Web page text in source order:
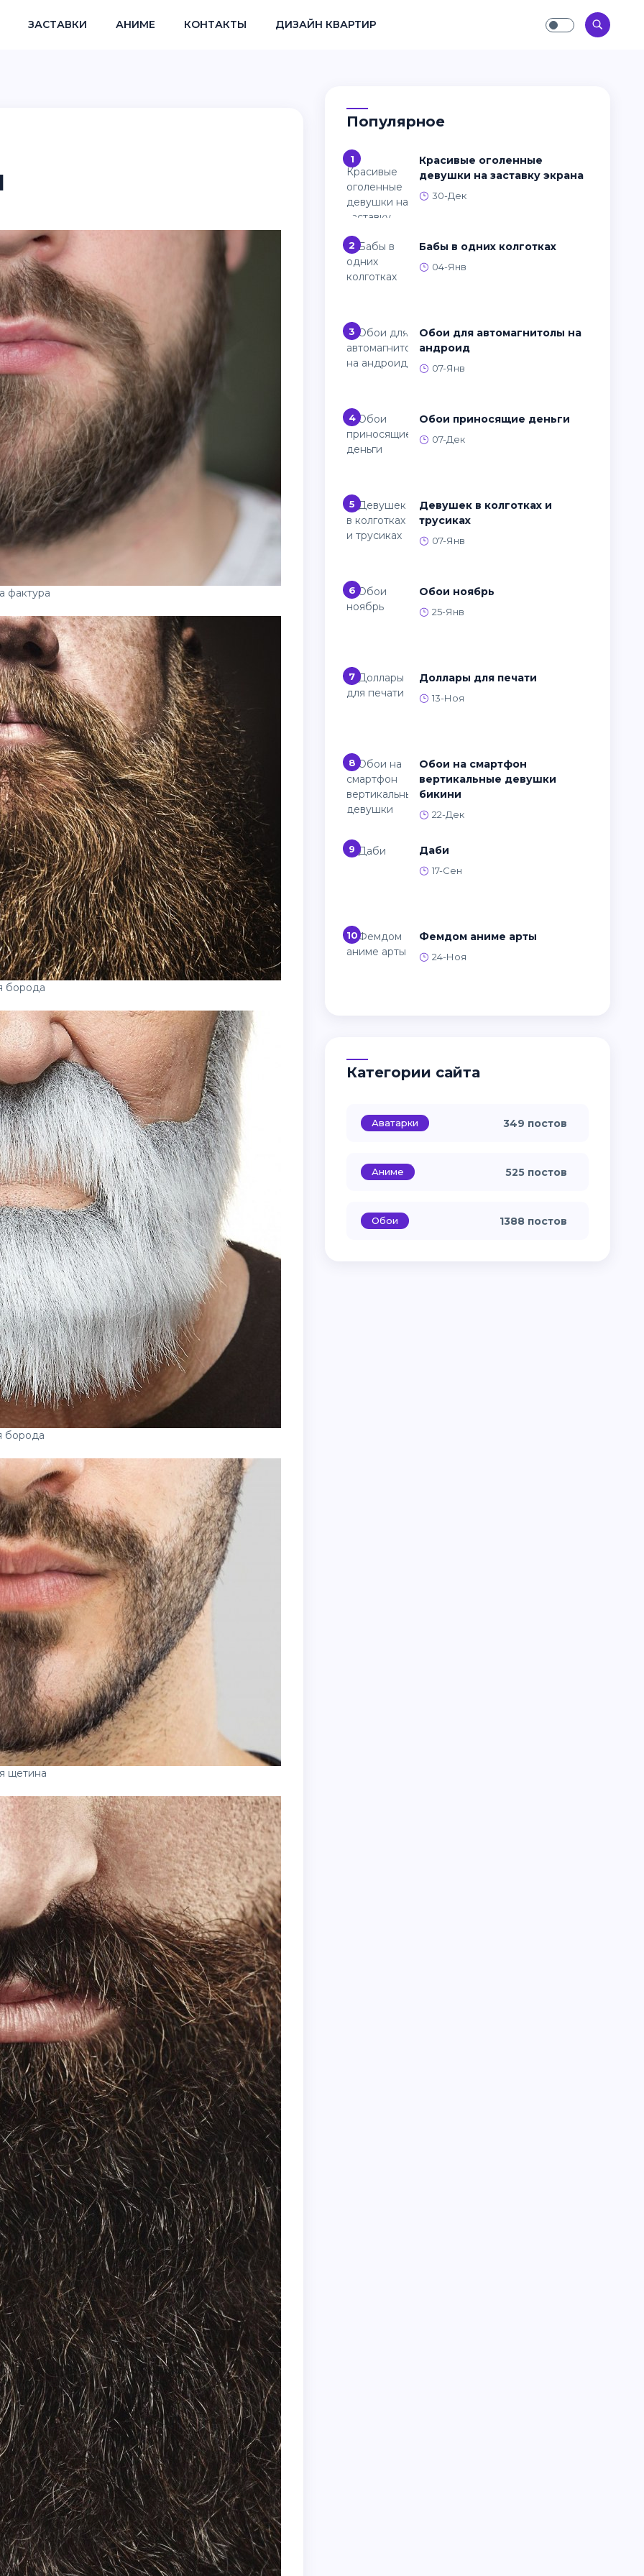
ЗАСТАВКИ АНИМЕ КОНТАКТЫ ДИЗАЙН КВАРТИР
фактура
борода
борода
щетина
Популярное
1
Красивые оголенные
девушки на заставку экрана
30-Дек
2 Бабы в одних колготках
04-Янв
3
Обои для автомагнитолы на
андроид
07-Янв
4 Обои приносящие деньги
07-Дек
5
Девушек в колготках и
трусиках
07-Янв
6 Обои ноябрь
25-Янв
7 Доллары для печати
13-Ноя
8
Обои на смартфон
вертикальные девушки
бикини
22-Дек
9 Даби
17-Сен
10 Фемдом аниме арты
24-Ноя
Категории сайта
Аватарки 349 постов
Аниме 525 постов
Обои 1388 постов